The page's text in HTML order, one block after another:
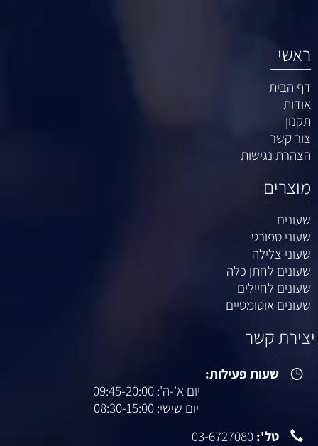
ראשי
דף הבית
אודות
תקנון
צור קשר
הצהרת נגישות
מוצרים
שעונים
שעוני ספורט
שעוני צלילה
שעונים לחתן כלה
שעונים לחיילים
שעונים אוטומטיים
יצירת קשר
שעות פעילות:
יום א'-ה': 09:45-20:00
יום שישי: 08:30-15:00
טל': 03-6727080